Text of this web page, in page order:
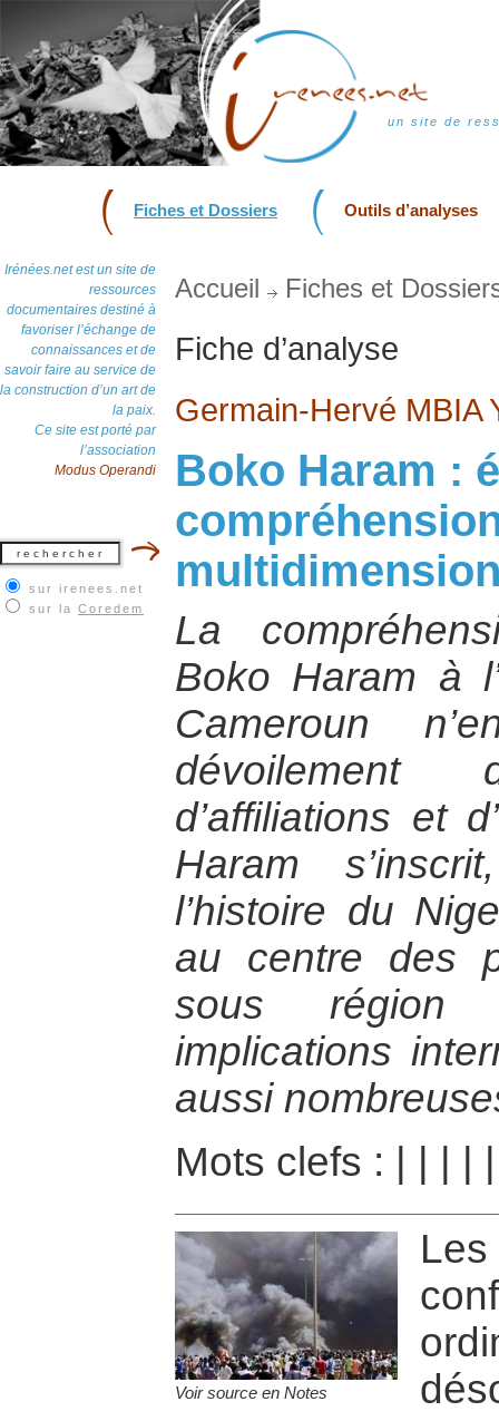
un site de
Fiches et Dossiers Outils d’analyses
Irénées.net est un site de
ressources
documentaires destiné à
favoriser l’échange de
connaissances et de
savoir faire au service de
la construction d’un art de
la paix.
Ce site est porté par
l’association
Modus Operandi
sur irenees.net
sur la Coredem
Accueil Fiches et
Fiche d’analyse
Germain-Hervé MBIA
Boko Haram :
La
Boko Haram à
Cameroun
dévoilement
d’affiliations et
Haram
l’histoire du
au centre des
sous
implications
aussi
Mots clefs :
Voir source en Notes